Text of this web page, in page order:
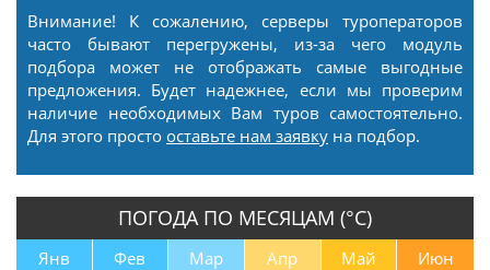
Внимание! К сожалению, серверы туроператоров
часто бывают перегружены, из-за чего модуль
подбора может не отображать самые выгодные
предложения. Будет надежнее, если мы проверим
наличие необходимых Вам туров самостоятельно.
Для этого просто оставьте нам заявку на подбор.
ПОГОДА ПО МЕСЯЦАМ (°С)
Янв Фев Мар Апр Май
Июн